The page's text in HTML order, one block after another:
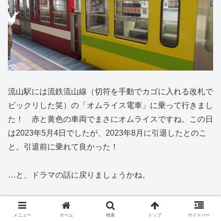
流山駅には流鉄流山線（切符を手動でカゴに入れる改札で
ビックリした笑）の「オムライス電車」に乗って行きまし
た！ 赤と黄色の車両でまさにオムライスですね。この日
は2023年5月4日でしたが、2023年8月に引退したとのこ
と。引退前に乗れて良かった！
…と、ドラマの話に戻りましょうかね。
土方の説得により、生きるために大久保大和として取り調
べを受け、大久保大和として生きて帰ってくることを決意
メニュー ホーム 検索 トップ サイドバー